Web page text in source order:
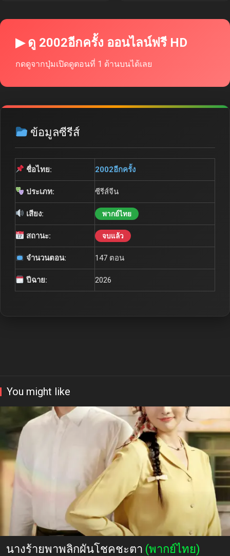
▶ ดู 2002อีกครั้ง ออนไลน์ฟรี HD
กดดูจากปุ่มเปิดดูตอนที่ 1 ด้านบนได้เลย
ข้อมูลซีรีส์
ชื่อไทย: 2002อีกครั้ง
ประเภท: ซีรีส์จีน
เสียง: พากย์ไทย
สถานะ: จบแล้ว
จำนวนตอน: 147 ตอน
ปีฉาย: 2026
You might like
นางร้ายพาพลิกผันโชคชะตา (พากย์ไทย)